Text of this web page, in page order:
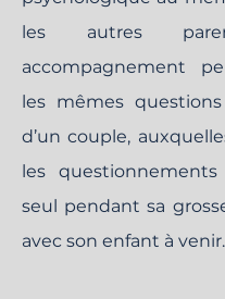
les autres
accompagnement
les mêmes
d’un couple,
les
seul pendant sa
avec son enfant à venir.